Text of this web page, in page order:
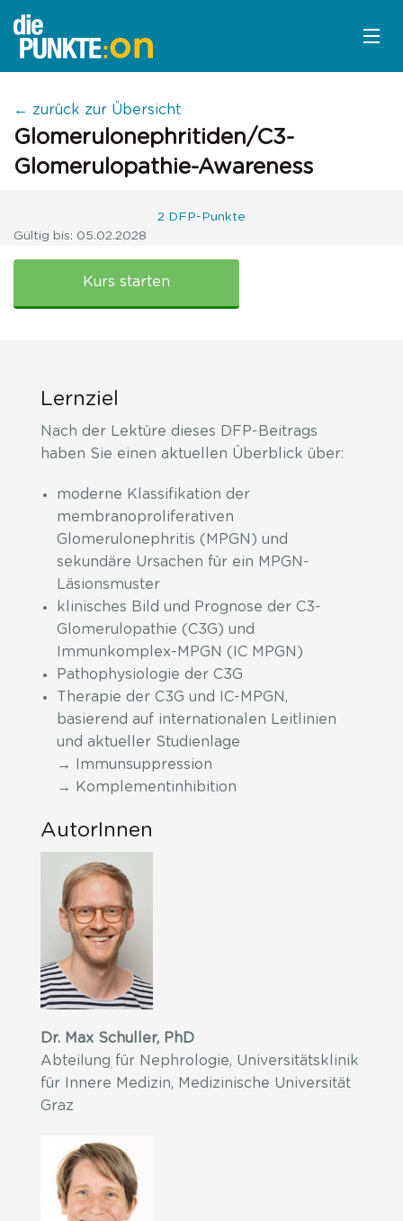
LOGIN
← zurück zur Übersicht
Glomerulonephritiden/C3-
Glomerulopathie-Awareness
2 DFP-Punkte
Gültig bis: 05.02.2028
Glomerulonephritiden/C3-
Glomerulopathie-
Kurs starten
Lernziel
Nach der Lektüre dieses DFP-Beitrags
haben Sie einen aktuellen Überblick über:
moderne Klassifikation der
membranoproliferativen
Glomerulonephritis (MPGN) und
sekundäre Ursachen für ein MPGN-
Läsionsmuster
klinisches Bild und Prognose der C3-
Glomerulopathie (C3G) und
Immunkomplex-MPGN (IC MPGN)
Pathophysiologie der C3G
Therapie der C3G und IC-MPGN,
basierend auf internationalen Leitlinien
und aktueller Studienlage
→ Immunsuppression
→ Komplementinhibition
AutorInnen
Dr. Max Schuller, PhD
Abteilung für Nephrologie, Universitätsklinik
für Innere Medizin, Medizinische Universität
Graz